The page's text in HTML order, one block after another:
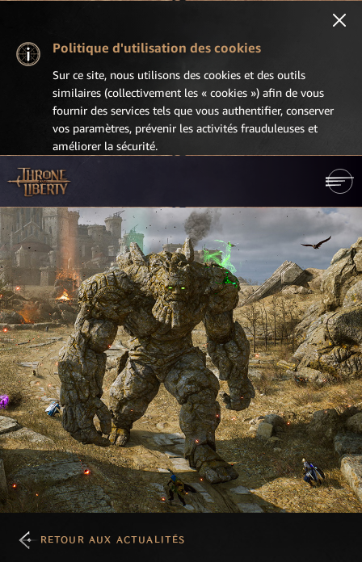
Politique d'utilisation des cookies
Sur ce site, nous utilisons des cookies et des outils
similaires (collectivement les « cookies ») afin de vous
fournir des services tels que vous authentifier, conserver
vos paramètres, prévenir les activités frauduleuses et
améliorer la sécurité.
RETOUR AUX ACTUALITÉS